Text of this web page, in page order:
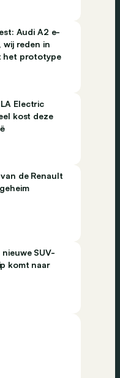
Audi A2 e-
reden in
het prototype
Electric
kost deze
de Renault
SUV-
komt naar